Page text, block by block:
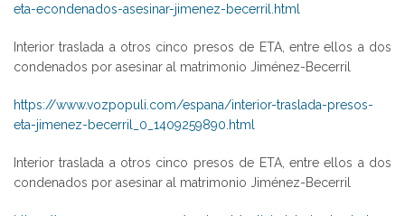
eta-econdenados-asesinar-jimenez-becerril.html
Interior traslada a otros cinco presos de ETA, entre ellos a dos
condenados por asesinar al matrimonio Jiménez-Becerril
https://www.vozpopuli.com/espana/interior-traslada-presos-
eta-jimenez-becerril_0_1409259890.html
Interior traslada a otros cinco presos de ETA, entre ellos a dos
condenados por asesinar al matrimonio Jiménez-Becerril